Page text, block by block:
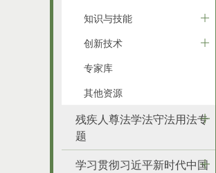
知识与技能
创新技术
专家库
其他资源
残疾人尊法学法守法用法专
题
学习贯彻习近平新时代中国